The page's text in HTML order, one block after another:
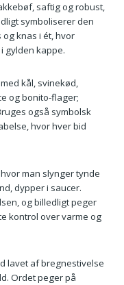
saftig og robust,
symboliserer den
knas i ét, hvor
gylden kappe.
kål, svinekød,
og bonito-flager;
også symbolsk
hvor hver bid
man slynger tynde
dypper i saucer.
og billedligt peger
kontrol over varme og
lavet af bregnestivelse
Ordet peger på